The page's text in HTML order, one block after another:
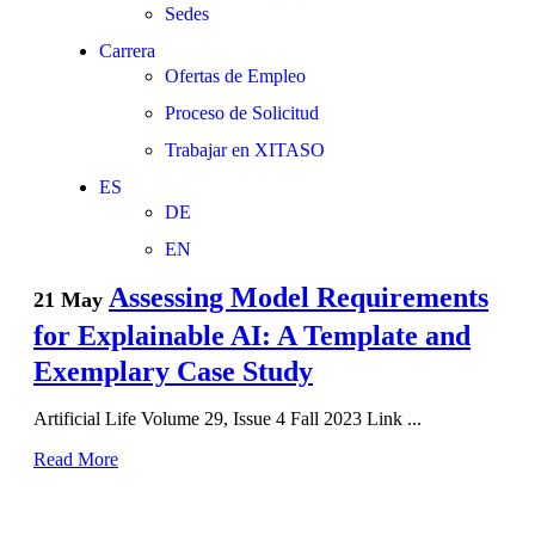
Sedes
Carrera
Ofertas de Empleo
Proceso de Solicitud
Trabajar en XITASO
ES
DE
EN
21 May Assessing Model Requirements
for Explainable AI: A Template and
Exemplary Case Study
Artificial Life Volume 29, Issue 4 Fall 2023 Link ...
Read More